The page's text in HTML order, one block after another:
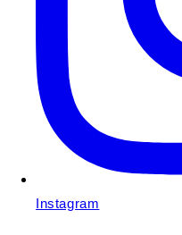
Instagram